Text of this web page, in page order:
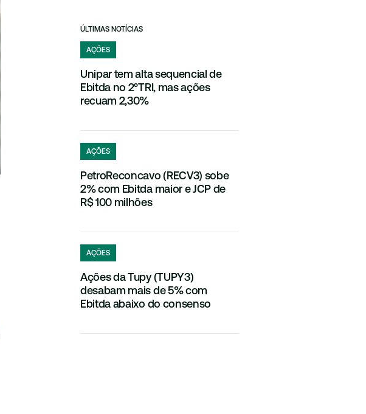
ÚLTIMAS NOTÍCIAS
AÇÕES
Unipar tem alta sequencial de
Ebitda no 2ºTRI, mas ações
recuam 2,30%
AÇÕES
PetroReconcavo (RECV3) sobe
2% com Ebitda maior e JCP de
R$ 100 milhões
AÇÕES
Ações da Tupy (TUPY3)
desabam mais de 5% com
Ebitda abaixo do consenso